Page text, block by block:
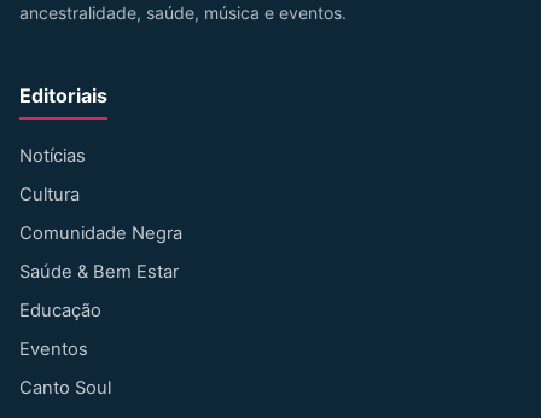
ancestralidade, saúde, música e eventos.
Editoriais
Notícias
Cultura
Comunidade Negra
Saúde & Bem Estar
Educação
Eventos
Canto Soul